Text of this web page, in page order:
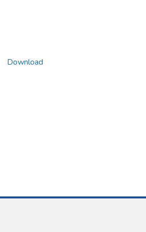
Download